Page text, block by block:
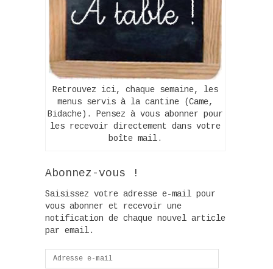
Retrouvez ici, chaque semaine, les
menus servis à la cantine (Came,
Bidache). Pensez à vous abonner pour
les recevoir directement dans votre
boîte mail.
Abonnez-vous !
Saisissez votre adresse e-mail pour
vous abonner et recevoir une
notification de chaque nouvel article
par email.
Adresse
e-